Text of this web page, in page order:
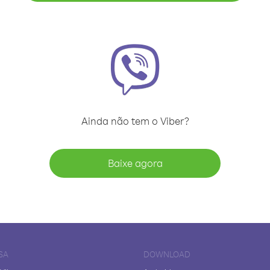
Ainda não tem o Viber?
Baixe agora
DOWNLOAD